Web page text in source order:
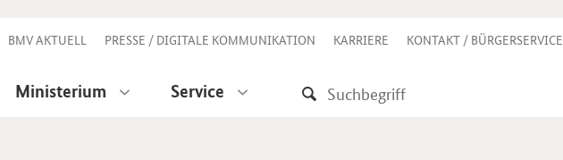
BMV AKTUELL PRESSE / DIGITALE KOMMUNIKATION KARRIERE KONTAKT / BÜRGERSERVICE
Ministerium Service